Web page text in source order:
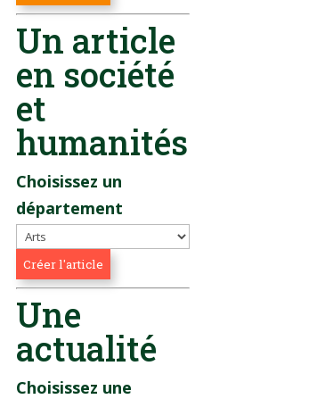
Un article
en société
et
humanités
Choisissez un
département
Une
actualité
Choisissez une